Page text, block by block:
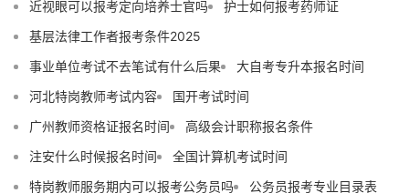
近视眼可以报考定向培养士官吗
护士如何报考药师证
基层法律工作者报考条件2025
事业单位考试不去笔试有什么后果
大自考专升本报名时间
河北特岗教师考试内容
国开考试时间
广州教师资格证报名时间
高级会计职称报名条件
注安什么时候报名时间
全国计算机考试时间
特岗教师服务期内可以报考公务员吗
公务员报考专业目录表